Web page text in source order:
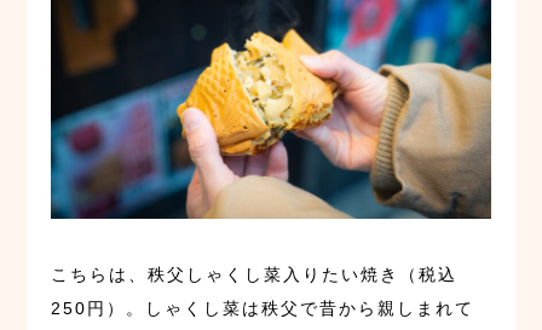
こちらは、秩父しゃくし菜入りたい焼き（税込
250円）。しゃくし菜は秩父で昔から親しまれて